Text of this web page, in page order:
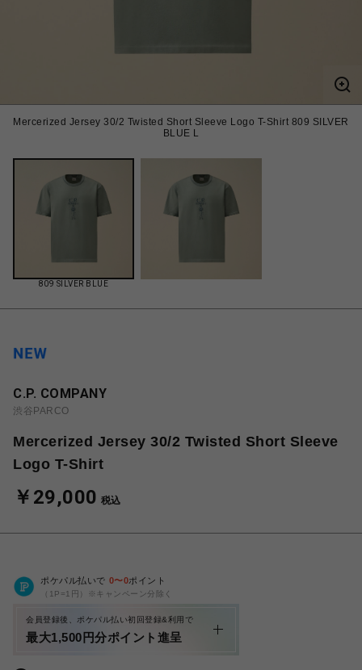
Mercerized Jersey 30/2 Twisted Short Sleeve Logo T-Shirt 809 SILVER
BLUE L
809 SILVER BLUE
C.P. COMPANY
渋谷PARCO
Mercerized Jersey 30/2 Twisted Short Sleeve
Logo T-Shirt
￥29,000 税込
ポケパル払いで 0〜0ポイント
（1P=1円）※キャンペーン分除く
会員登録後、ポケパル払い初回登録&利用で
最大1,500円分ポイント進呈